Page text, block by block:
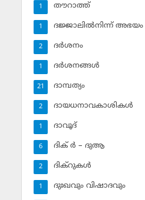
തൗറാത്ത്
1
ദജ്ജാലില്‍നിന്ന് അഭയം
1
ദര്‍ശനം
2
ദര്‍ശനങ്ങള്‍
1
ദാമ്പത്യം
21
ദായധനാവകാശികള്‍
2
ദാവൂദ്‌
1
ദിക് ര്‍ – ദുആ
6
ദിക്‌റുകള്‍
2
ദുഃഖവും വിഷാദവും
1